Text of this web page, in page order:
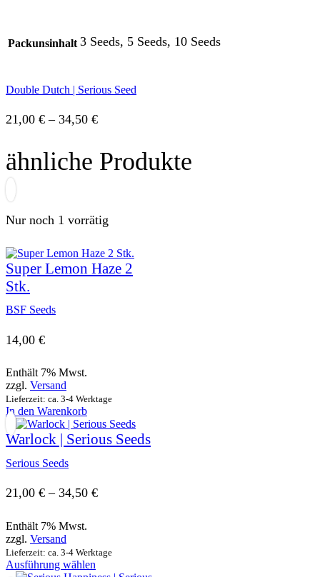
Packunsinhalt 3 Seeds, 5 Seeds, 10 Seeds
Double Dutch | Serious Seed
21,00 € – 34,50 €Preisspanne:
bis
ähnliche Produkte
Nur noch 1 vorrätig
Super Lemon Haze 2
Stk.
BSF Seeds
14,00 €
Enthält 7% Mwst.
zzgl. Versand
Lieferzeit: ca. 3-4 Werktage
In den Warenkorb
Warlock | Serious Seeds
Serious Seeds
21,00 € – 34,50 €Preisspanne:
34,50 €
Enthält 7% Mwst.
zzgl. Versand
Lieferzeit: ca. 3-4 Werktage
Ausführung wählen